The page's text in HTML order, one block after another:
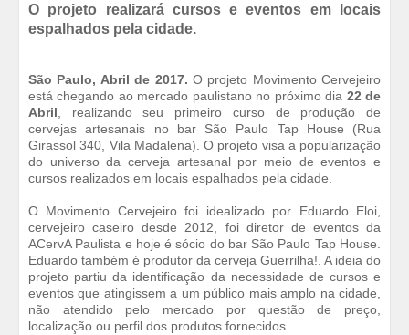
O projeto realizará cursos e eventos em locais
espalhados pela cidade.
São Paulo, Abril de 2017. O projeto Movimento Cervejeiro
está chegando ao mercado paulistano no próximo dia 22 de
Abril, realizando seu primeiro curso de produção de
cervejas artesanais no bar São Paulo Tap House (Rua
Girassol 340, Vila Madalena). O projeto visa a popularização
do universo da cerveja artesanal por meio de eventos e
cursos realizados em locais espalhados pela cidade.
O Movimento Cervejeiro foi idealizado por Eduardo Eloi,
cervejeiro caseiro desde 2012, foi diretor de eventos da
ACervA Paulista e hoje é sócio do bar São Paulo Tap House.
Eduardo também é produtor da cerveja Guerrilha!. A ideia do
projeto partiu da identificação da necessidade de cursos e
eventos que atingissem a um público mais amplo na cidade,
não atendido pelo mercado por questão de preço,
localização ou perfil dos produtos fornecidos.